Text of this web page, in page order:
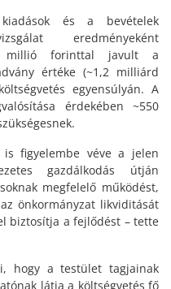
és a bevételek
eredményeként
millió forinttal javult a
értéke (~1,2 milliárd
egyensúlyán. A
érdekében ~550
is figyelembe véve a jelen
gazdálkodás útján
megfelelő működést,
önkormányzat likviditását
biztosítja a fejlődést – tette
hogy a testület tagjainak
látja a költségvetés fő